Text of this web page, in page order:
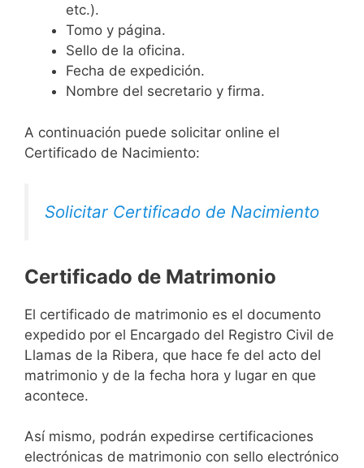
etc.).
Tomo y página.
Sello de la oficina.
Fecha de expedición.
Nombre del secretario y firma.
A continuación puede solicitar online el
Certificado de Nacimiento:
Solicitar Certificado de Nacimiento
Certificado de Matrimonio
El certificado de matrimonio es el documento
expedido por el Encargado del Registro Civil de
Llamas de la Ribera, que hace fe del acto del
matrimonio y de la fecha hora y lugar en que
acontece.
Así mismo, podrán expedirse certificaciones
electrónicas de matrimonio con sello electrónico